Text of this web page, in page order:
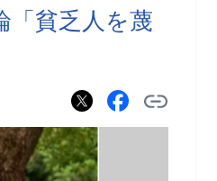
「貧乏人を蔑